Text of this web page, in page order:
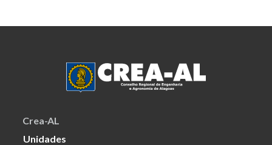
Crea-AL
Unidades